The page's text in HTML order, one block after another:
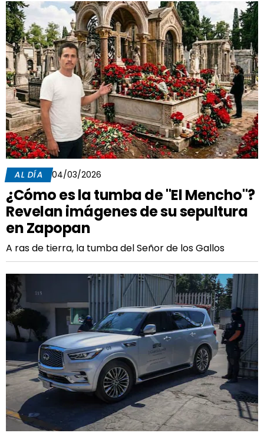
AL DÍA 04/03/2026
¿Cómo es la tumba de "El Mencho"?
Revelan imágenes de su sepultura
en Zapopan
A ras de tierra, la tumba del Señor de los Gallos